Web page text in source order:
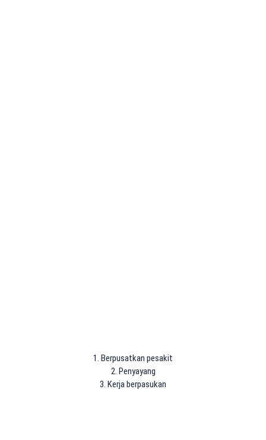
1. Berpusatkan pesakit
2. Penyayang
3. Kerja berpasukan